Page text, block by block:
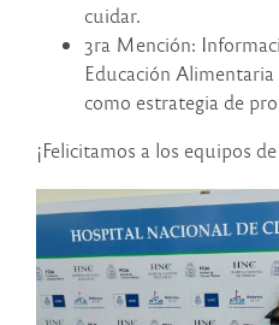
cuidar.
3ra Mención:
Educación
como estrategia de
¡Felicitamos a los equipos